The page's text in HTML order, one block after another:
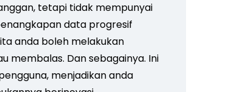
tetapi tidak mempunyai
data progresif
anda boleh melakukan
membalas. Dan sebagainya. Ini
menjadikan anda